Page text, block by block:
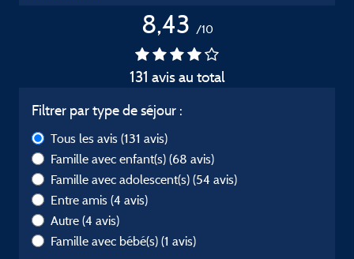
8,43 /10
131 avis au total
Filtrer par type de séjour :
Tous les avis (131 avis)
Famille avec enfant(s) (68 avis)
Famille avec adolescent(s) (54 avis)
Entre amis (4 avis)
Autre (4 avis)
Famille avec bébé(s) (1 avis)